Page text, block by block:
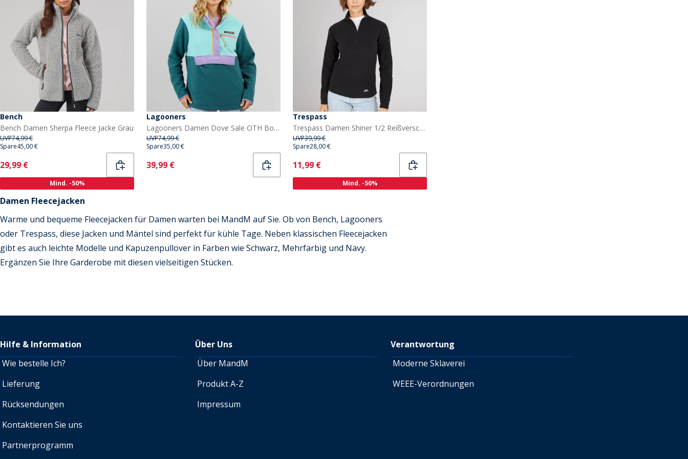
Bench
Bench Damen Sherpa Fleece Jacke Grau
UVP74,99 €
Spare45,00 €
Current
29,99 €
Mind. -50%
Lagooners
Lagooners Damen Dove Sale OTH Borg Jacke Multi
UVP74,99 €
Spare35,00 €
Current
39,99 €
Trespass
Trespass Damen Shiner 1/2 Reißverschluss Mikro Fleece Schwarz
UVP39,99 €
Spare28,00 €
Current
11,99 €
Mind. -50%
Damen Fleecejacken
Warme und bequeme Fleecejacken für Damen warten bei MandM auf Sie. Ob von Bench, Lagooners
oder Trespass, diese Jacken und Mäntel sind perfekt für kühle Tage. Neben klassischen Fleecejacken
gibt es auch leichte Modelle und Kapuzenpullover in Farben wie Schwarz, Mehrfarbig und Navy.
Ergänzen Sie Ihre Garderobe mit diesen vielseitigen Stücken.
Hilfe & Information
Wie bestelle Ich?
Lieferung
Rücksendungen
Kontaktieren Sie uns
Partnerprogramm
Über Uns
Über MandM
Produkt A-Z
Impressum
Verantwortung
Moderne Sklaverei
WEEE-Verordnungen